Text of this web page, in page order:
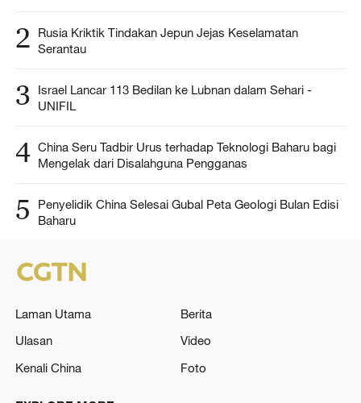
2
Rusia Kriktik Tindakan Jepun Jejas Keselamatan
Serantau
3
Israel Lancar 113 Bedilan ke Lubnan dalam Sehari -
UNIFIL
4 China Seru Tadbir Urus terhadap Teknologi Baharu bagi
Mengelak dari Disalahguna Pengganas
5
Penyelidik China Selesai Gubal Peta Geologi Bulan Edisi
Baharu
Laman Utama
Berita
Ulasan
Video
Kenali China
Foto